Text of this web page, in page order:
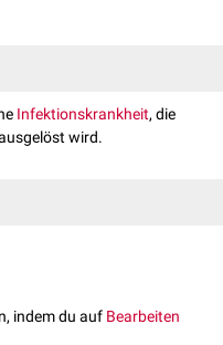
Infektionskrankheit, die
wird.
zu Mensch, bei
mangelnder Hygiene. Die
indem du auf Bearbeiten